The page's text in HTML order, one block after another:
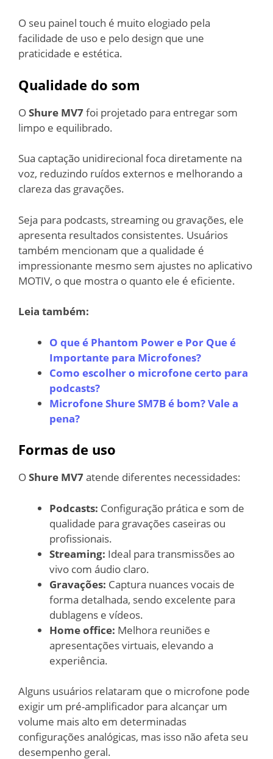
O seu painel touch é muito elogiado pela
facilidade de uso e pelo design que une
praticidade e estética.
Qualidade do som
OShure MV7foi projetado para entregar som
limpo e equilibrado.
Sua captação unidirecional foca diretamente na
voz, reduzindo ruídos externos e melhorando a
clareza das gravações.
Seja para podcasts, streaming ou gravações, ele
apresenta resultados consistentes. Usuários
também mencionam que a qualidade é
impressionante mesmo sem ajustes no aplicativo
MOTIV, o que mostra o quanto ele é eficiente.
Leia também:
O que é Phantom Power e Por Que é
Importante para Microfones?
Como escolher o microfone certo para
podcasts?
Microfone Shure SM7B é bom? Vale a
pena?
Formas de uso
OShure MV7atende diferentes necessidades:
Podcasts: Configuração prática e som de
qualidade para gravações caseiras ou
profissionais.
Streaming: Ideal para transmissões ao
vivo com áudio claro.
Gravações: Captura nuances vocais de
forma detalhada, sendo excelente para
dublagens e vídeos.
Home office: Melhora reuniões e
apresentações virtuais, elevando a
experiência.
Alguns usuários relataram que o microfone pode
exigir um pré-amplificador para alcançar um
volume mais alto em determinadas
configurações analógicas, mas isso não afeta seu
desempenho geral.